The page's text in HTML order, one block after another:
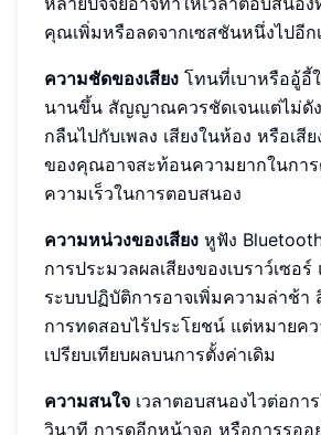
คุณเพิ่มหรือลดจากเซสชันหนึ่งไปอีก
ความชัดของเสียง โทนที่เบาหรืออู้อี้
นานขึ้น สัญญาณควรชัดเจนแต่ไม่ดัง
กลืนไปกับเพลง เสียงในห้อง หรือเ
ของคุณอาจสะท้อนความยากในกา
ความเร็วในการตอบสนอง
ความหน่วงของเสียง หูฟัง
การประมวลผลเสียงของเบราว์เซอ
ระบบปฏิบัติการอาจเพิ่มความล่าช้า
การทดสอบไร้ประโยชน์ แต่หมายค
เปรียบเทียบผลบนการตั้งค่าเดิม
ความสนใจ เวลาตอบสนองไวต่อกา
วินาที การดูอีกหน้าจอ หรือการรออ